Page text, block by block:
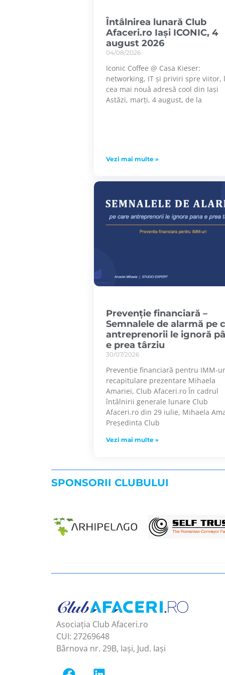
Întâlnirea lunară Club
Afaceri.ro Iași ICONIC, 4
august 2026
04/08/2026
Iconic Coffee @ Casa Kieser:
networking, IT și priviri spre viitor,
cea mai nouă adresă cool din Iași
Astăzi, marți, 4 august, de la
Vezi mai multe »
Prevenție financiară –
Semnalele de alarmă pe
antreprenorii le ignoră
e prea târziu
30/07/2026
Prevenție financiară pentru IMM-
recapitulare prezentare Mihaela
Amariei, Club Afaceri.ro În cadrul
întâlnirii generale lunare Club
Afaceri.ro din 29 iulie, Mihaela
Președinta Club
Vezi mai multe »
SPONSORII CLUBULUI
Asociația Club Afaceri.ro
CUI: 27269648
Bârnova nr. 29B, Iași, Jud. Iași